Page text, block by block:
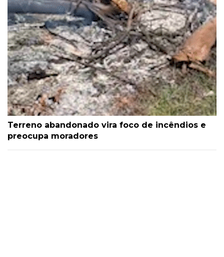
Terreno abandonado vira foco de incêndios e
preocupa moradores